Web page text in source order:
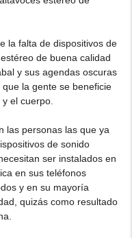
la falta de dispositivos de
de buena calidad
y sus agendas oscuras
la gente se beneficie
el cuerpo.
las personas las que ya
de sonido
ser instalados en
en sus teléfonos
y en su mayoría
quizás como resultado